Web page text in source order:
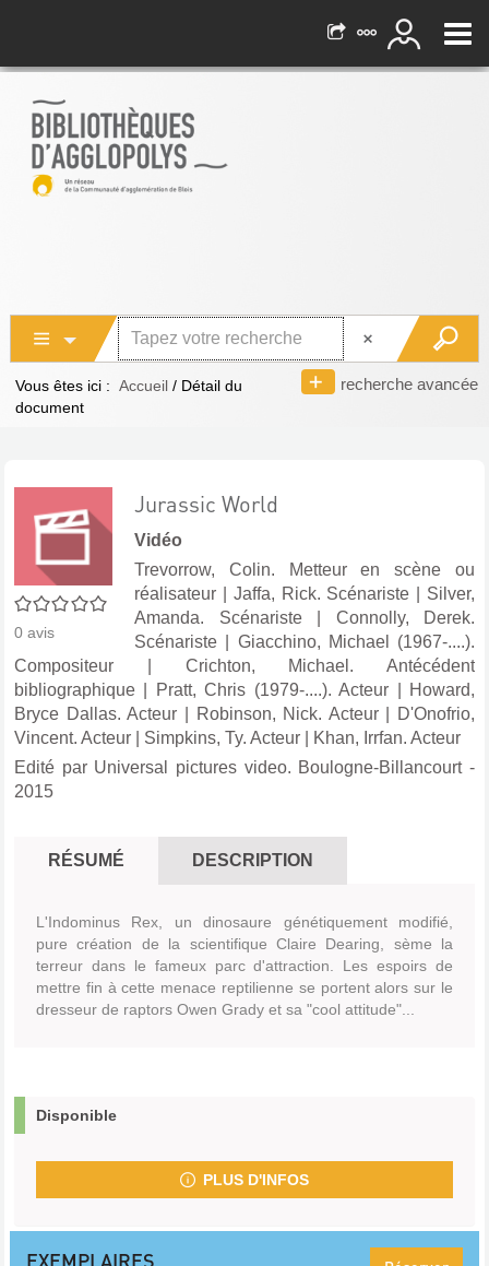
recherche avancée
Vous êtes ici : Accueil / Détail du
document
0/5
0 avis
Jurassic World
Vidéo
Trevorrow, Colin. Metteur en scène ou
réalisateur
Jaffa, Rick. Scénariste
Silver,
Amanda. Scénariste| Connolly, Derek.
Scénariste
Giacchino, Michael (1967-....).
Compositeur
Crichton, Michael. Antécédent
bibliographique
Pratt, Chris (1979-....). Acteur
Howard,
Bryce Dallas. Acteur
Robinson, Nick. Acteur|
D'Onofrio,
Vincent. Acteur
Simpkins, Ty. Acteur
Khan, Irrfan. Acteur
Edité par Universal pictures video. Boulogne-Billancourt-
2015
RÉSUMÉ DESCRIPTION
L'Indominus Rex, un dinosaure génétiquement modifié,
pure création de la scientifique Claire Dearing, sème la
terreur dans le fameux parc d'attraction. Les espoirs de
mettre fin à cette menace reptilienne se portent alors sur le
dresseur de raptors Owen Grady et sa "cool attitude"...
Disponible
PLUS D'INFOS
EXEMPLAIRES